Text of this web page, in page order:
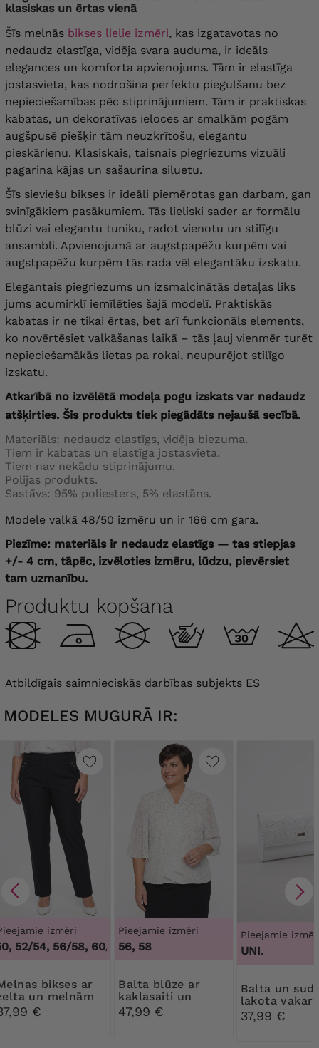
klasiskas un ērtas vienā
Šīs melnās bikses lielie izmēri, kas izgatavotas no
nedaudz elastīga, vidēja svara auduma, ir ideāls
elegances un komforta apvienojums. Tām ir elastīga
jostasvieta, kas nodrošina perfektu piegulšanu bez
nepieciešamības pēc stiprinājumiem. Tām ir praktiskas
kabatas, un dekoratīvas ieloces ar smalkām pogām
augšpusē piešķir tām neuzkrītošu, elegantu
pieskārienu. Klasiskais, taisnais piegriezums vizuāli
pagarina kājas un sašaurina siluetu.
Šīs sieviešu bikses ir ideāli piemērotas gan darbam, gan
svinīgākiem pasākumiem. Tās lieliski sader ar formālu
blūzi vai elegantu tuniku, radot vienotu un stilīgu
ansambli. Apvienojumā ar augstpapēžu kurpēm vai
augstpapēžu kurpēm tās rada vēl elegantāku izskatu.
Elegantais piegriezums un izsmalcinātās detaļas liks
jums acumirklī iemīlēties šajā modelī. Praktiskās
kabatas ir ne tikai ērtas, bet arī funkcionāls elements,
ko novērtēsiet valkāšanas laikā – tās ļauj vienmēr turēt
nepieciešamākās lietas pa rokai, neupurējot stilīgo
izskatu.
Atkarībā no izvēlētā modeļa pogu izskats var nedaudz
atšķirties. Šis produkts tiek piegādāts nejaušā secībā.
Materiāls: nedaudz elastīgs, vidēja biezuma.
Tiem ir kabatas un elastīga jostasvieta.
Tiem nav nekādu stiprinājumu.
Polijas produkts.
Sastāvs: 95% poliesters, 5% elastāns.
Modele valkā 48/50 izmēru un ir 166 cm gara.
Piezīme: materiāls ir nedaudz elastīgs — tas stiepjas
+/- 4 cm, tāpēc, izvēloties izmēru, lūdzu, pievērsiet
tam uzmanību.
Produktu kopšana
Atbildīgais saimnieciskās darbības subjekts ES
MODELES MUGURĀ IR:
izmēri
52/54, 56/58, 60/62 ,48/50, 52/54, 56/58, 60/62
ar
un melnām
€
Pieejamie izmēri
56, 58
Balta blūze ar
kaklasaiti un
nelielu melnu
rakstu
47,99 €
Pieejamie
UNI.
Balta un sudraba
lakota vakar
37,99 €